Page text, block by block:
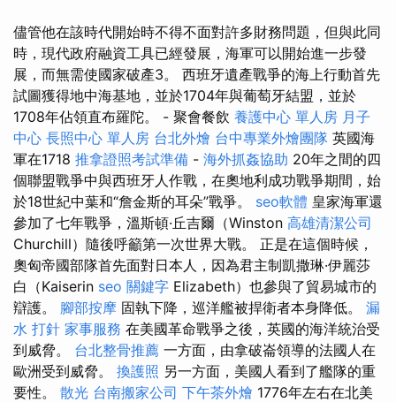
儘管他在該時代開始時不得不面對許多財務問題，但與此同
時，現代政府融資工具已經發展，海軍可以開始進一步發
展，而無需使國家破產3。 西班牙遺產戰爭的海上行動首先
試圖獲得地中海基地，並於1704年與葡萄牙結盟，並於
1708年佔領直布羅陀。 - 聚會餐飲 養護中心 單人房 月子
中心 長照中心 單人房 台北外燴 台中專業外燴團隊 英國海
軍在1718 推拿證照考試準備 - 海外抓姦協助 20年之間的四
個聯盟戰爭中與西班牙人作戰，在奧地利成功戰爭期間，始
於18世紀中葉和“詹金斯的耳朵”戰爭。 seo軟體 皇家海軍還
參加了七年戰爭，溫斯頓·丘吉爾（Winston 高雄清潔公司
Churchill）隨後呼籲第一次世界大戰。 正是在這個時候，
奧匈帝國部隊首先面對日本人，因為君主制凱撒琳·伊麗莎
白（Kaiserin seo 關鍵字 Elizabeth）也參與了貿易城市的
辯護。 腳部按摩 固執下降，巡洋艦被捍衛者本身降低。 漏
水 打針 家事服務 在美國革命戰爭之後，英國的海洋統治受
到威脅。 台北整骨推薦 一方面，由拿破崙領導的法國人在
歐洲受到威脅。 換護照 另一方面，美國人看到了艦隊的重
要性。 散光 台南搬家公司 下午茶外燴 1776年左右在北美